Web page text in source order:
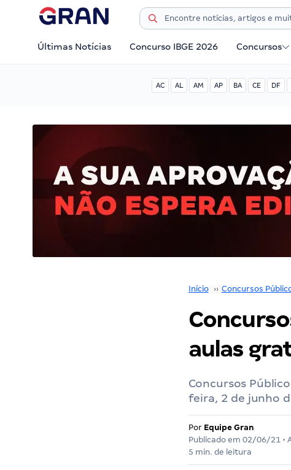
Últimas Notícias Concurso IBGE 2026 Concursos
AC AL AM AP BA CE DF
Início ›› Concursos
aulas
Concursos
feira, 2 de junho
Por Equipe Gran
Publicado em 02/06/21•
5 min. de leitura